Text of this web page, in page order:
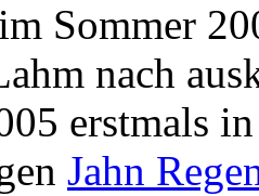
Sommer
nach
erstmals
Jahn